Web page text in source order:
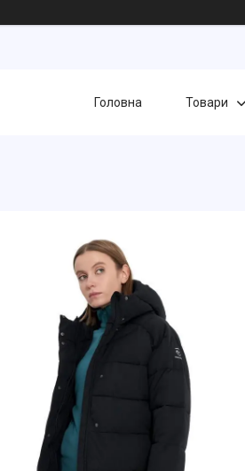
Головна Товари